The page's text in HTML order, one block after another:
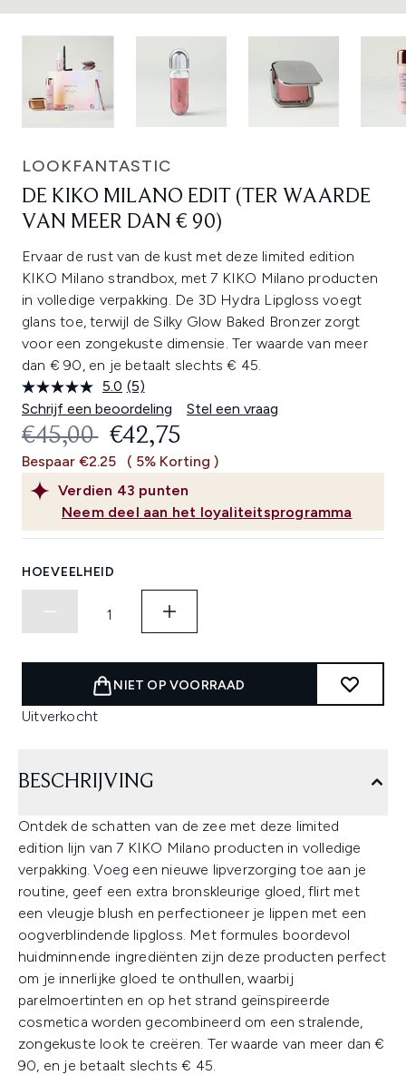
LOOKFANTASTIC
DE KIKO MILANO EDIT (TER WAARDE
VAN MEER DAN € 90)
Ervaar de rust van de kust met deze limited edition
KIKO Milano strandbox, met 7 KIKO Milano producten
in volledige verpakking. De 3D Hydra Lipgloss voegt
glans toe, terwijl de Silky Glow Baked Bronzer zorgt
voor een zongekuste dimensie. Ter waarde van meer
dan € 90, en je betaalt slechts € 45.​
5.0 Lees
5
beoordelingen.
Dezelfde
paginalink.
(5)
Schrijf een beoordeling
Stel een vraag
Verdien 43 punten
Neem deel aan het loyaliteitsprogramma
RECOMMENDED RETAIL PRICE:
€45,00 HUIDIGE PRIJS:
€42,75
Bespaar €2.25 ( 5% Korting )
HOEVEELHEID
NIET OP VOORRAAD
Uitverkocht
BESCHRIJVING
Ontdek de schatten van de zee met deze limited
edition lijn van 7 KIKO Milano producten in volledige
verpakking. Voeg een nieuwe lipverzorging toe aan je
routine, geef een extra bronskleurige gloed, flirt met
een vleugje blush en perfectioneer je lippen met een
oogverblindende lipgloss. Met formules boordevol
huidminnende ingrediënten zijn deze producten perfect
om je innerlijke gloed te onthullen, waarbij
parelmoertinten en op het strand geïnspireerde
cosmetica worden gecombineerd om een stralende,
zongekuste look te creëren. Ter waarde van meer dan €
90, en je betaalt slechts € 45.